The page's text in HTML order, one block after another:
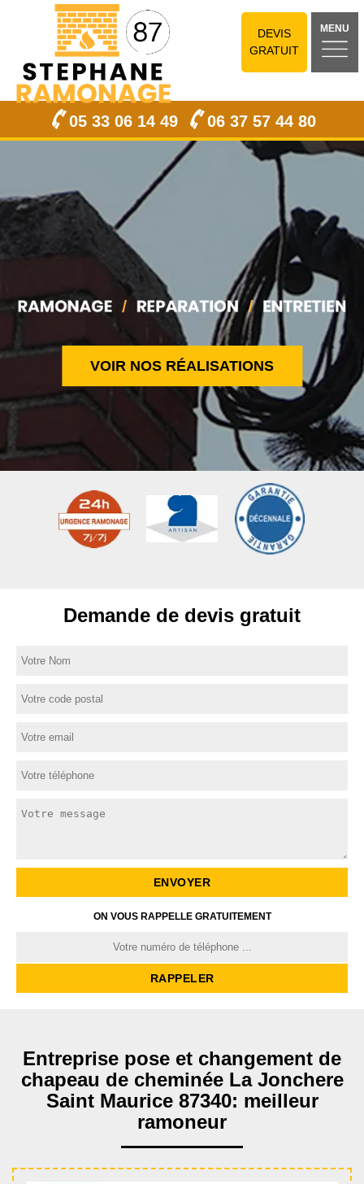
DEVIS
GRATUIT
MENU
05 33 06 14 49 06 37 57 44 80
VOIR NOS RÉALISATIONS
Demande de devis gratuit
ON VOUS RAPPELLE GRATUITEMENT
Entreprise pose et changement de
chapeau de cheminée La Jonchere
Saint Maurice 87340: meilleur
ramoneur